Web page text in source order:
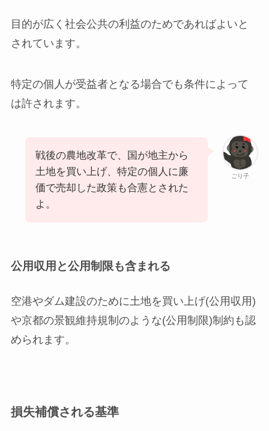
目的が広く社会公共の利益のためであればよいと
されています。
特定の個人が受益者となる場合でも条件によって
は許されます。
ごり子
戦後の農地改革で、国が地主から
土地を買い上げ、特定の個人に廉
価で売却した政策も合憲とされた
よ。
公用収用と公用制限も含まれる
空港やダム建設のために土地を買い上げ(公用収用)
や京都の景観維持規制のような(公用制限)制約も認
められます。
損失補償される基準